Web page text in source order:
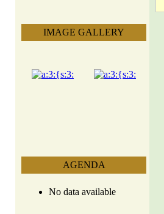
IMAGE GALLERY
AGENDA
No data available